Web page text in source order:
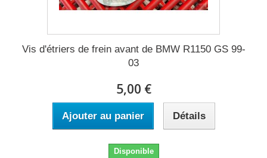
Vis d'étriers de frein avant de BMW R1150 GS 99-
03
5,00 €
Ajouter au panier Détails
Disponible